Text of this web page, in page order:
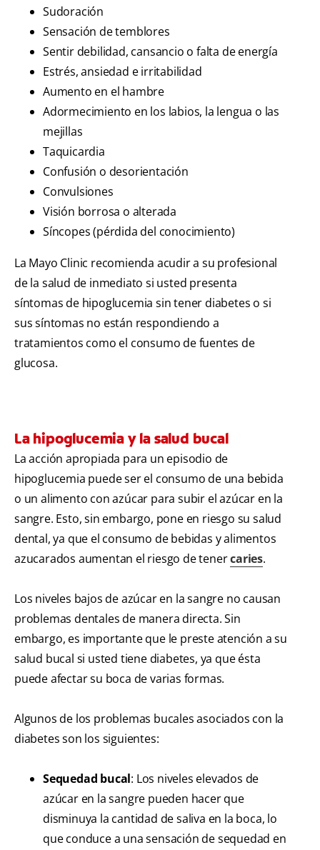
Sudoración
Sensación de temblores
Sentir debilidad, cansancio o falta de energía
Estrés, ansiedad e irritabilidad
Aumento en el hambre
Adormecimiento en los labios, la lengua o las
mejillas
Taquicardia
Confusión o desorientación
Convulsiones
Visión borrosa o alterada
Síncopes (pérdida del conocimiento)
La Mayo Clinic recomienda acudir a su profesional
de la salud de inmediato si usted presenta
síntomas de hipoglucemia sin tener diabetes o si
sus síntomas no están respondiendo a
tratamientos como el consumo de fuentes de
glucosa.
La hipoglucemia y la salud bucal
La acción apropiada para un episodio de
hipoglucemia puede ser el consumo de una bebida
o un alimento con azúcar para subir el azúcar en la
sangre. Esto, sin embargo, pone en riesgo su salud
dental, ya que el consumo de bebidas y alimentos
azucarados aumentan el riesgo de tenercaries.
Los niveles bajos de azúcar en la sangre no causan
problemas dentales de manera directa. Sin
embargo, es importante que le preste atención a su
salud bucal si usted tiene diabetes, ya que ésta
puede afectar su boca de varias formas.
Algunos de los problemas bucales asociados con la
diabetes son los siguientes:
Sequedad bucal: Los niveles elevados de
azúcar en la sangre pueden hacer que
disminuya la cantidad de saliva en la boca, lo
que conduce a una sensación de sequedad en